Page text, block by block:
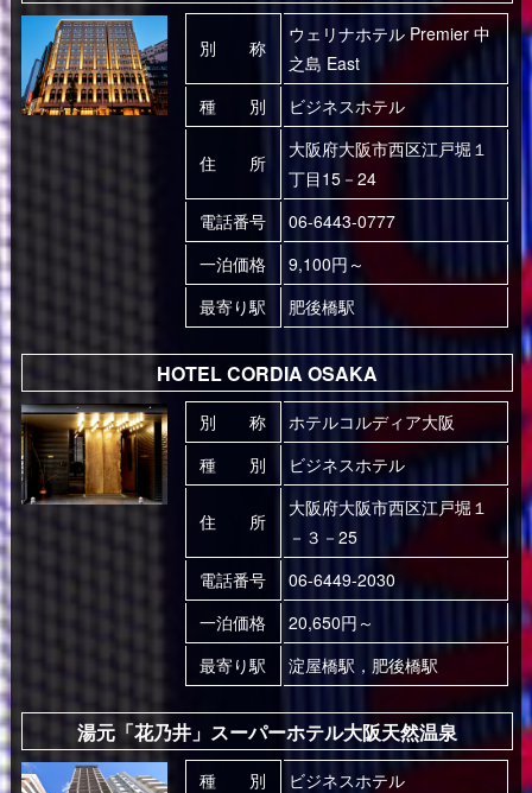
別 称
ウェリナホテル Premier 中
之島 East
種 別
ビジネスホテル
住 所
大阪府大阪市西区江戸堀１
丁目15－24
電話番号
06-6443-0777
一泊価格
9,100円～
最寄り駅
肥後橋駅
HOTEL CORDIA OSAKA
別 称
ホテルコルディア大阪
種 別
ビジネスホテル
住 所
大阪府大阪市西区江戸堀１
－３－25
電話番号
06-6449-2030
一泊価格
20,650円～
最寄り駅
淀屋橋駅，肥後橋駅
湯元「花乃井」スーパーホテル大阪天然温泉
種 別 ビジネスホテル